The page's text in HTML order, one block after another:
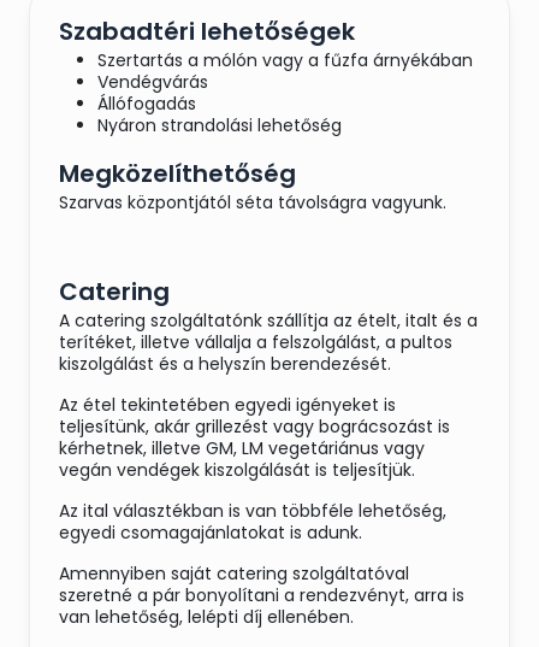
Szabadtéri lehetőségek
Szertartás a mólón vagy a fűzfa árnyékában
Vendégvárás
Állófogadás
Nyáron strandolási lehetőség
Megközelíthetőség
Szarvas központjától séta távolságra vagyunk.
Catering
A catering szolgáltatónk szállítja az ételt, italt és a
terítéket, illetve vállalja a felszolgálást, a pultos
kiszolgálást és a helyszín berendezését.
Az étel tekintetében egyedi igényeket is
teljesítünk, akár grillezést vagy bográcsozást is
kérhetnek, illetve GM, LM vegetáriánus vagy
vegán vendégek kiszolgálását is teljesítjük.
Az ital választékban is van többféle lehetőség,
egyedi csomagajánlatokat is adunk.
Amennyiben saját catering szolgáltatóval
szeretné a pár bonyolítani a rendezvényt, arra is
van lehetőség, lelépti díj ellenében.